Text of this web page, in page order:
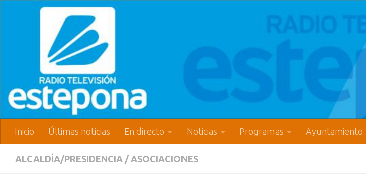
Inicio Últimas noticias En directo Noticias Programas Ayuntamiento
ALCALDÍA/PRESIDENCIA / ASOCIACIONES